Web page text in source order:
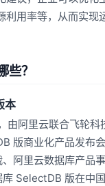
利用率等，从而实现
些？
本
由阿里云联合飞轮科
版商业化产品发布会
阿里云数据库产品
SelectDB 版在中